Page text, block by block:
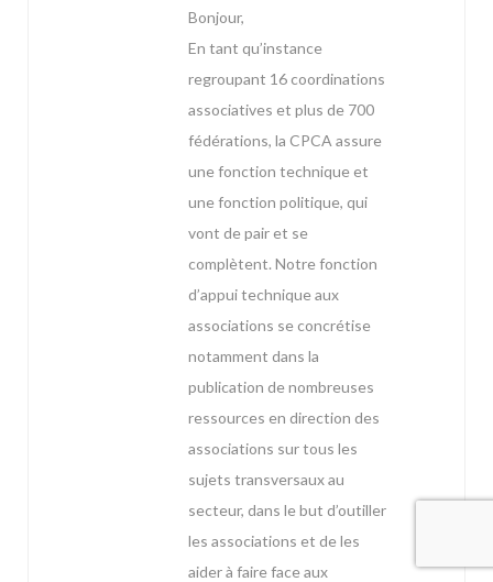
Bonjour,
En tant qu’instance
regroupant 16 coordinations
associatives et plus de 700
fédérations, la CPCA assure
une fonction technique et
une fonction politique, qui
vont de pair et se
complètent. Notre fonction
d’appui technique aux
associations se concrétise
notamment dans la
publication de nombreuses
ressources en direction des
associations sur tous les
sujets transversaux au
secteur, dans le but d’outiller
les associations et de les
aider à faire face aux